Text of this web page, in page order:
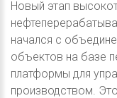
Новый этап
начался с
объектов на базе
платформы для
производством.